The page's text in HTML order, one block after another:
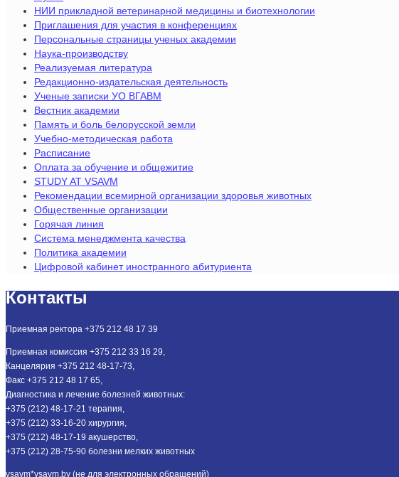
НИИ прикладной ветеринарной медицины и биотехнологии
Приглашения для участия в конференциях
Персональные страницы ученых академии
Наука-производству
Реализуемая литература
Редакционно-издательская деятельность
Ученые записки УО ВГАВМ
Вестник академии
Память и боль белорусской земли
Учебно-методическая работа
Расписание
Оплата за обучение и общежитие
STUDY AT VSAVM
Рекомендации всемирной организации здоровья животных
Общественные организации
Горячая линия
Система менеджмента качества
Политика академии
Цифровой кабинет иностранного абитуриента
Контакты
Приемная ректора +375 212 48 17 39
Приемная комиссия +375 212 33 16 29,
Канцелярия +375 212 48-17-73,
Факс +375 212 48 17 65,
Диагностика и лечение болезней животных:
+375 (212) 48-17-21 терапия,
+375 (212) 33-16-20 хирургия,
+375 (212) 48-17-19 акушерство,
+375 (212) 28-75-90 болезни мелких животных
vsavm*vsavm.by (не для электронных обращений)